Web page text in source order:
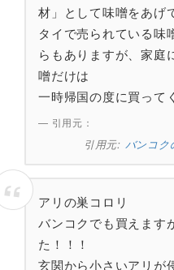
材」として味噌をあげ
タイで売られている味
らもありますが、家庭
噌だけは
一時帰国の度に買って
引用元：
バンコク
アリの巣コロリ
バンコクでも買えます
た！！！
玄関から小さいアリが